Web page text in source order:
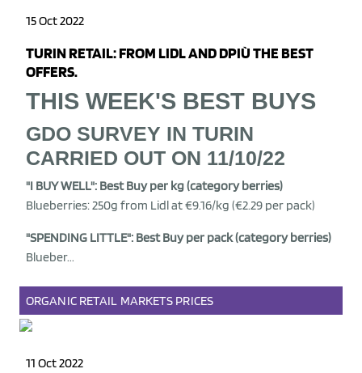
15 Oct 2022
TURIN RETAIL: FROM LIDL AND DPIÙ THE BEST
OFFERS.
THIS WEEK'S BEST BUYS
GDO SURVEY IN TURIN
CARRIED OUT ON 11/10/22
"I BUY WELL": Best Buy per kg (category berries)
Blueberries: 250g from Lidl at €9.16/kg (€2.29 per pack)
"SPENDING LITTLE": Best Buy per pack (category berries)
Blueber...
ORGANIC RETAIL MARKETS PRICES
11 Oct 2022